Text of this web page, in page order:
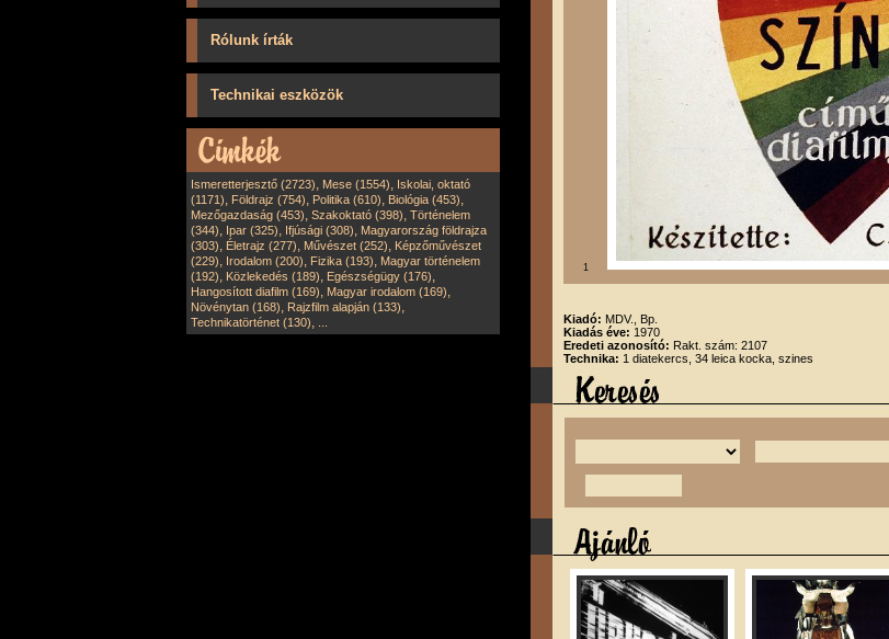
Rólunk írták
Technikai eszközök
Ismeretterjesztő (2723), Mese (1554), Iskolai, oktató
(1171), Földrajz (754), Politika (610), Biológia (453),
Mezőgazdaság (453), Szakoktató (398), Történelem
(344), Ipar (325), Ifjúsági (308), Magyarország földrajza
(303), Életrajz (277), Művészet (252), Képzőművészet
(229), Irodalom (200), Fizika (193), Magyar történelem
(192), Közlekedés (189), Egészségügy (176),
Hangosított diafilm (169), Magyar irodalom (169),
Növénytan (168), Rajzfilm alapján (133),
Technikatörténet (130),
1
Kiadó: MDV., Bp.
Kiadás éve: 1970
Eredeti azonosító: Rakt. szám: 2107
Technika: 1 diatekercs, 34 leica kocka, szines